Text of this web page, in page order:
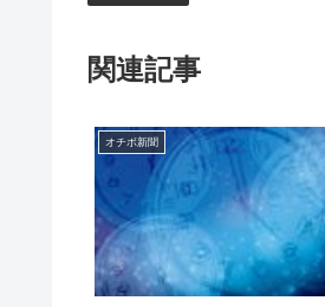
関連記事
オチボ新聞